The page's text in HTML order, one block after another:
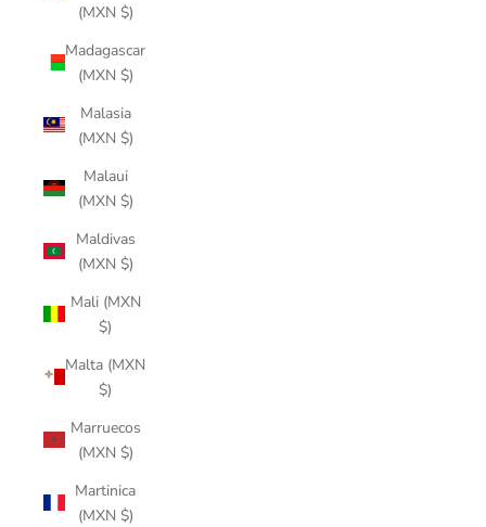
(MXN $)
Madagascar
(MXN $)
Malasia
(MXN $)
Malaui
(MXN $)
Maldivas
(MXN $)
Mali (MXN
$)
Malta (MXN
$)
Marruecos
(MXN $)
Martinica
(MXN $)